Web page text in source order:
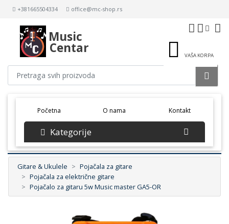
+381665504334 office@mc-shop.rs
Music
Centar VAŠA KORPA
Početna(current) O nama Kontakt
Kategorije
Gitare & Ukulele
Pojačala za gitare
Pojačala za električne gitare
Pojačalo za gitaru 5w Music master GA5-OR